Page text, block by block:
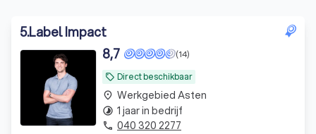
5.Label Impact
local_offer Direct beschikbaar
(14)
8,7
place Werkgebied Asten
timelapse 1 jaar in bedrijf
phone 040 320 2277